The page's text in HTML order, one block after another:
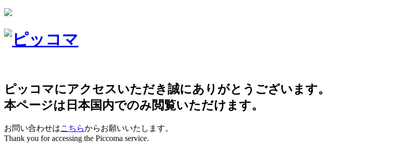
ピッコマにアクセスいただき誠にありがとうございます。
本ページは日本国内でのみ閲覧いただけます。
お問い合わせはこちらからお願いいたします。
Thank you for accessing the Piccoma service.